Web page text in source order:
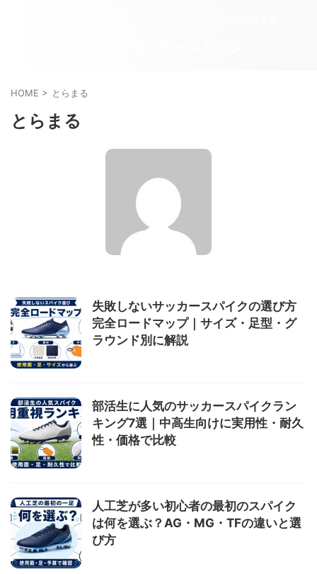
HOME > とらまる
とらまる
失敗しないサッカースパイクの選び方
完全ロードマップ｜サイズ・足型・グ
ラウンド別に解説
部活生に人気のサッカースパイクラン
キング7選｜中高生向けに実用性・耐久
性・価格で比較
人工芝が多い初心者の最初のスパイク
は何を選ぶ？AG・MG・TFの違いと選
び方